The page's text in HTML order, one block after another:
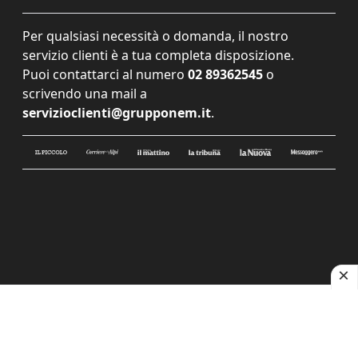
Per qualsiasi necessità o domanda, il nostro
servizio clienti è a tua completa disposizione.
Puoi contattarci al numero 02 89362545 o
scrivendo una mail a
servizioclienti@grupponem.it.